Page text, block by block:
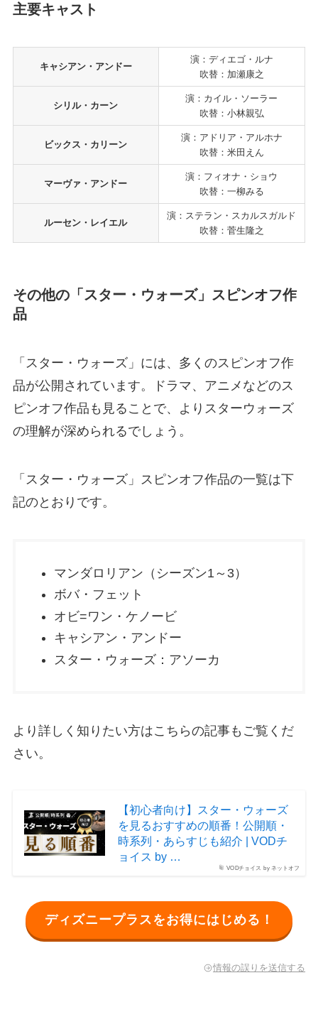
主要キャスト
キャシアン・アンドー
演：ディエゴ・ルナ
吹替：加瀬康之
シリル・カーン
演：カイル・ソーラー
吹替：小林親弘
ビックス・カリーン
演：アドリア・アルホナ
吹替：米田えん
マーヴァ・アンドー
演：フィオナ・ショウ
吹替：一柳みる
ルーセン・レイエル
演：ステラン・スカルスガルド
吹替：菅生隆之
その他の「スター・ウォーズ」スピンオフ作
品
「スター・ウォーズ」には、多くのスピンオフ作
品が公開されています。ドラマ、アニメなどのス
ピンオフ作品も見ることで、よりスターウォーズ
の理解が深められるでしょう。
「スター・ウォーズ」スピンオフ作品の一覧は下
記のとおりです。
マンダロリアン（シーズン1～3）
ボバ・フェット
オビ=ワン・ケノービ
キャシアン・アンドー
スター・ウォーズ：アソーカ
より詳しく知りたい方はこちらの記事もご覧くだ
さい。
VODチョイス by ネットオフ
【初心者向け】スター・ウォーズ
を見るおすすめの順番！公開順・
時系列・あらすじも紹介 | VODチ
ョイス by …
ディズニープラスをお得にはじめる！
情報の誤りを送信する